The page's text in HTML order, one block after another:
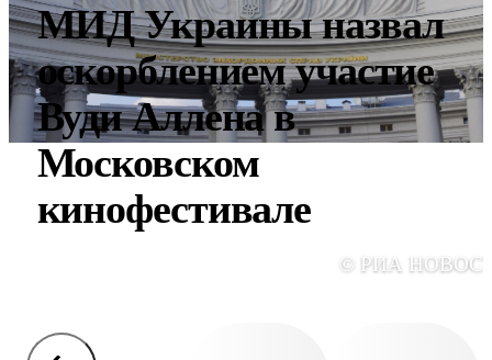
МИД Украины назвал
оскорблением участие
Вуди Аллена в
Московском
кинофестивале
© РИА